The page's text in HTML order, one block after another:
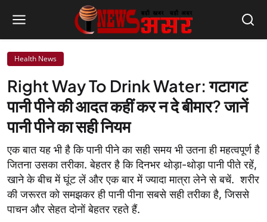
Health News
Right Way To Drink Water: गटागट
पानी पीने की आदत कहीं कर न दे बीमार? जानें
पानी पीने का सही नियम
एक बात यह भी है कि पानी पीने का सही समय भी उतना ही महत्वपूर्ण है
जितना उसका तरीका. बेहतर है कि दिनभर थोड़ा-थोड़ा पानी पीते रहें,
खाने के बीच में घूंट लें और एक बार में ज्यादा मात्रा लेने से बचें. शरीर
की जरूरत को समझकर ही पानी पीना सबसे सही तरीका है, जिससे
पाचन और सेहत दोनों बेहतर रहते हैं.